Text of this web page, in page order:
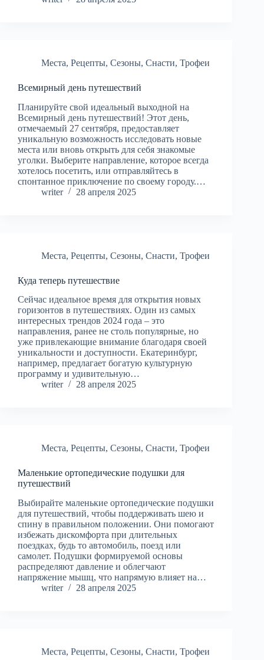
Места, Рецепты, Сезоны, Снасти, Трофеи
Всемирный день путешествий
Планируйте свой идеальный выходной на
Всемирный день путешествий! Этот день,
отмечаемый 27 сентября, предоставляет
уникальную возможность исследовать новые
места или вновь открыть для себя знакомые
уголки. Выберите направление, которое всегда
хотелось посетить, или отправляйтесь в
спонтанное приключение по своему городу.…
writer
28 апреля 2025
Места, Рецепты, Сезоны, Снасти, Трофеи
Куда теперь путешествие
Сейчас идеальное время для открытия новых
горизонтов в путешествиях. Один из самых
интересных трендов 2024 года – это
направления, ранее не столь популярные, но
уже привлекающие внимание благодаря своей
уникальности и доступности. Екатеринбург,
например, предлагает богатую культурную
программу и удивительную…
writer
28 апреля 2025
Места, Рецепты, Сезоны, Снасти, Трофеи
Маленькие ортопедические подушки для
путешествий
Выбирайте маленькие ортопедические подушки
для путешествий, чтобы поддерживать шею и
спину в правильном положении. Они помогают
избежать дискомфорта при длительных
поездках, будь то автомобиль, поезд или
самолет. Подушки формируемой основы
распределяют давление и облегчают
напряжение мышц, что напрямую влияет на…
writer
28 апреля 2025
Места, Рецепты, Сезоны, Снасти, Трофеи